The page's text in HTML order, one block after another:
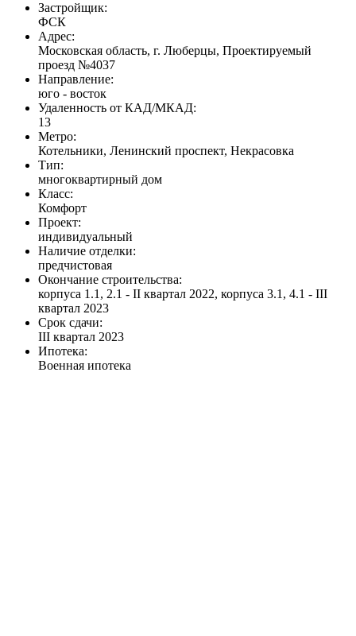
Застройщик:
ФСК
Адрес:
Московская область, г. Люберцы, Проектируемый
проезд №4037
Направление:
юго - восток
Удаленность от КАД/МКАД:
13
Метро:
Котельники, Ленинский проспект, Некрасовка
Тип:
многоквартирный дом
Класс:
Комфорт
Проект:
индивидуальный
Наличие отделки:
предчистовая
Окончание строительства:
корпуса 1.1, 2.1 - II квартал 2022, корпуса 3.1, 4.1 - III
квартал 2023
Срок сдачи:
III квартал 2023
Ипотека:
Военная ипотека